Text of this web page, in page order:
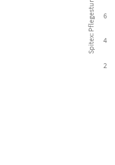
2
4
6